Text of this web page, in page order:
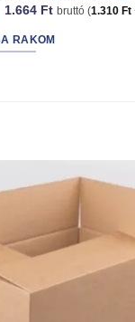
Original
was:
1.842 Ft.
1.664 FtCurrent
is:
1.664 Ft.
bruttó (1.310 Ft
RAKOM